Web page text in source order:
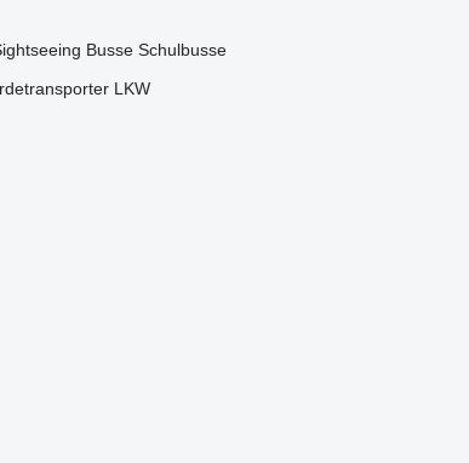
Busse Schulbusse
LKW